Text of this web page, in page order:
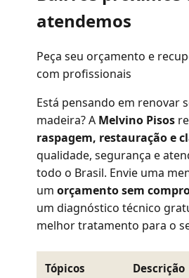
atendemos
Peça seu orçamento e
com profissionais
Está pensando em renovar
madeira? A Melvino Pisos
raspagem, restauração e
qualidade, segurança e
todo o Brasil. Envie uma
um orçamento sem
um diagnóstico técnico
melhor tratamento para o
Tópicos Descrição